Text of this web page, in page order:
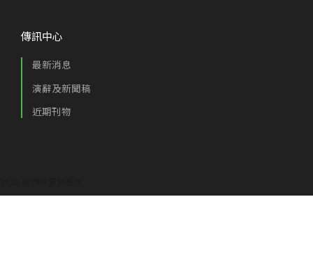
傳訊中心
最新消息
演辭及新聞稿
近期刊物